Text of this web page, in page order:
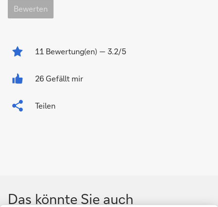
Bewerten
11 Bewertung(en) — 3.2/5
26 Gefällt mir
Teilen
Das könnte Sie auch